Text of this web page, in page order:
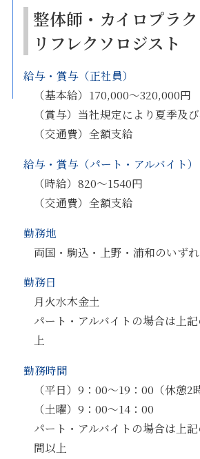
整体師・カイロプラク
リフレクソロジスト
給与・賞与（正社員）
（基本給）170,000～320,000円
（賞与）当社規定により夏季及
（交通費）全額支給
給与・賞与（パート・アルバイト）
（時給）820～1540円
（交通費）全額支給
勤務地
両国・駒込・上野・浦和のいず
勤務日
月火水木金土
パート・アルバイトの場合は上
上
勤務時間
（平日）9：00～19：00（休憩2
（土曜）9：00～14：00
パート・アルバイトの場合は上
間以上